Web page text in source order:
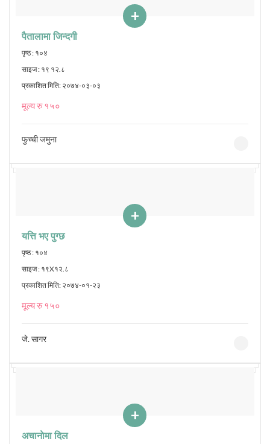
+
पैतालामा जिन्दगी
पृष्ठ : १०४
साइज : १९ १२.८
प्रकाशित मिति: २०७४-०३-०३
मूल्य रु १५०
फुच्ची जमुना
+
यत्ति भए पुग्छ
पृष्ठ : १०४
साइज : १९X१२.८
प्रकाशित मिति: २०७४-०१-२३
मूल्य रु १५०
जे. सागर
+
अचानाेमा दिल